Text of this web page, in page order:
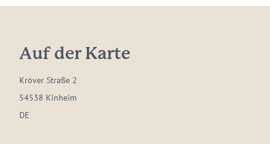
Auf der Karte
Kröver Straße 2
54538 Kinheim
DE